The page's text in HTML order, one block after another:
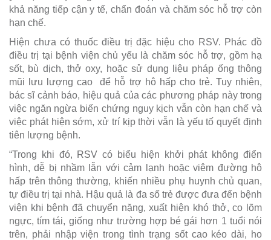
khả năng tiếp cận y tế, chẩn đoán và chăm sóc hỗ trợ còn
hạn chế.
Hiện chưa có thuốc điều trị đặc hiệu cho RSV. Phác đồ
điều trị tại bệnh viện chủ yếu là chăm sóc hỗ trợ, gồm hạ
sốt, bù dịch, thở oxy, hoặc sử dụng liệu pháp ống thông
mũi lưu lượng cao để hỗ trợ hô hấp cho trẻ. Tuy nhiên,
bác sĩ cảnh báo, hiệu quả của các phương pháp này trong
việc ngăn ngừa biến chứng nguy kịch vẫn còn hạn chế và
việc phát hiện sớm, xử trí kịp thời vẫn là yếu tố quyết định
tiên lượng bệnh.
“Trong khi đó, RSV có biểu hiện khởi phát không điển
hình, dễ bị nhầm lẫn với cảm lạnh hoặc viêm đường hô
hấp trên thông thường, khiến nhiều phụ huynh chủ quan,
tự điều trị tại nhà. Hậu quả là đa số trẻ được đưa đến bệnh
viện khi bệnh đã chuyển nặng, xuất hiện khó thở, co lõm
ngực, tím tái, giống như trường hợp bé gái hơn 1 tuổi nói
trên, phải nhập viện trong tình trạng sốt cao kéo dài, ho